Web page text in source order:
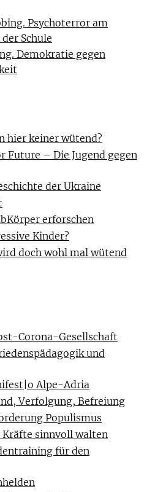
Psychoterror am
Schule
Demokratie gegen
hier keiner wütend?
Future – Die Jugend gegen
der Ukraine
erforschen
Kinder?
doch wohl mal wütend
Corona-Gesellschaft
und
Alpe-Adria
Verfolgung, Befreiung
Populismus
Kräfte sinnvoll walten
für den